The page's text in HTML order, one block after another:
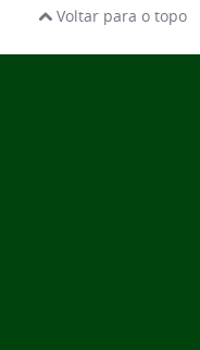
Voltar para o topo